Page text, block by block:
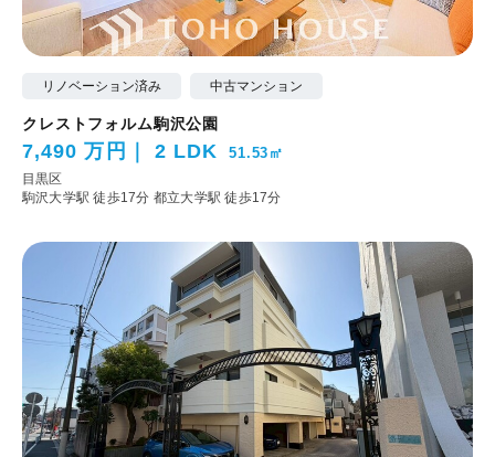
リノベーション済み 中古マンション
クレストフォルム駒沢公園
7,490 万円 2 LDK 51.53㎡
目黒区
駒沢大学駅 徒歩17分 都立大学駅 徒歩17分